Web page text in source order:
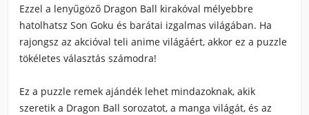
Ezzel a lenyűgöző Dragon Ball kirakóval mélyebbre
hatolhatsz Son Goku és barátai izgalmas világában. Ha
rajongsz az akcióval teli anime világáért, akkor ez a puzzle
tökéletes választás számodra!
Ez a puzzle remek ajándék lehet mindazoknak, akik
szeretik a Dragon Ball sorozatot, a manga világát, és az